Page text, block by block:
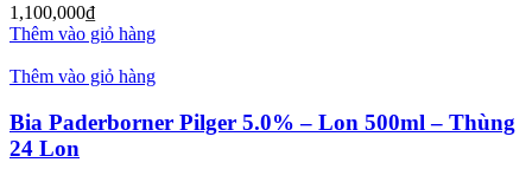
1,100,000₫
Thêm vào giỏ hàng
Thêm vào giỏ hàng
Bia Paderborner Pilger 5.0% – Lon 500ml – Thùng
24 Lon